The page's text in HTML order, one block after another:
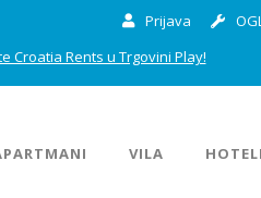
Prijava
Croatia Rents u Trgovini Play!
VILA HOTELI